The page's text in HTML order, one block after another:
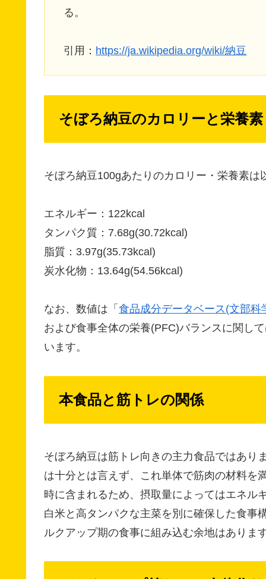
る。
引用： https://ja.wikipedia.org/wiki/納豆
そぼろ納豆のカロリーと栄養素
そぼろ納豆100gあたりのカロリー・栄養素は
エネルギー：122kcal
タンパク質：7.68g(30.72kcal)
脂質：3.97g(35.73kcal)
炭水化物：13.64g(54.56kcal)
なお、数値は「 食品成分データベース(文部科
および食事全体の栄養(PFC)バランスに関し
います。
本食品と筋トレの関係
そぼろ納豆は筋トレ向きの主力食品ではあり
は十分とは言えず、これ単体で筋肉の材料を
時に含まれるため、摂取量によってはエネル
白米と高タンパクな主菜を別に確保した食事
ルクアップ期の食事に組み込む余地はありま